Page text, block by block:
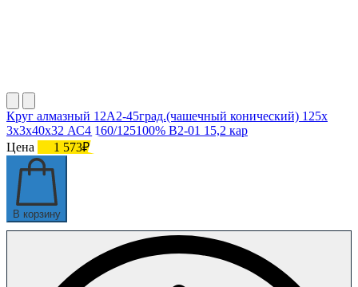
Круг алмазный 12А2-45град.(чашечный конический) 125х
3х3х40х32 АС4 160/125100% В2-01 15,2 кар
Цена
1 573₽
В корзину